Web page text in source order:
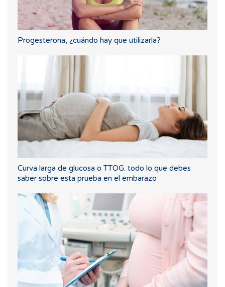
Progesterona, ¿cuándo hay que utilizarla?
Curva larga de glucosa o TTOG: todo lo que debes
saber sobre esta prueba en el embarazo